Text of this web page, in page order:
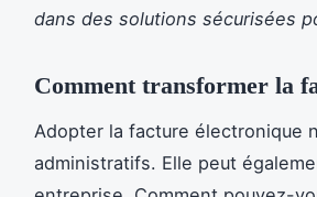
dans des solutions sécurisées
Comment transformer la
Adopter la facture électronique
administratifs. Elle peut